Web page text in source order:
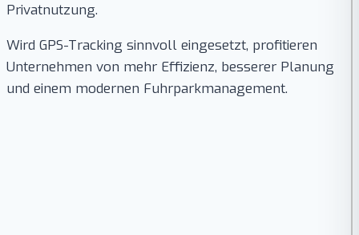
Privatnutzung.
Wird GPS-Tracking sinnvoll eingesetzt, profitieren
Unternehmen von mehr Effizienz, besserer Planung
und einem modernen Fuhrparkmanagement.